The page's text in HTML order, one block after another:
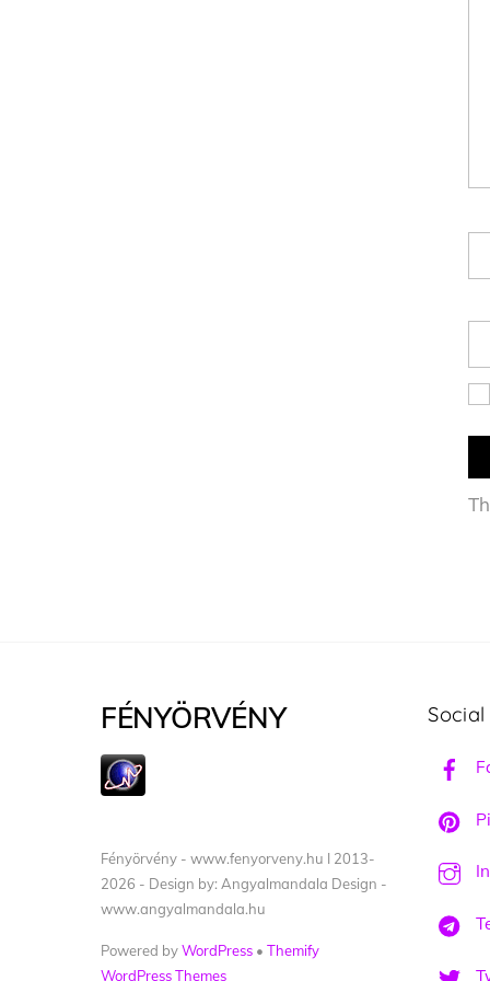
FÉNYÖRVÉNY
Fényörvény - www.fenyorveny.hu I 2013-
2026 - Design by: Angyalmandala Design -
www.angyalmandala.hu
Powered byWordPress • Themify
WordPress Themes
Social